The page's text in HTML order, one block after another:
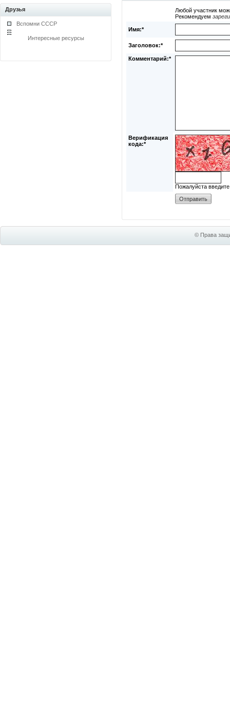
Друзья
Вспомни СССР
Интересные ресурсы
Любой участник
Рекомендуем
Имя:*
Заголовок:*
Комментарий:*
Верификация
кода:*
Пожалуйста
© Права